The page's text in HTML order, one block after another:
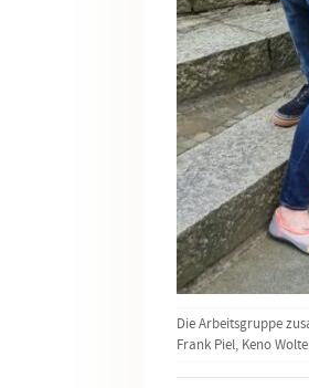
Die Arbeitsgruppe
Frank Piel, Keno